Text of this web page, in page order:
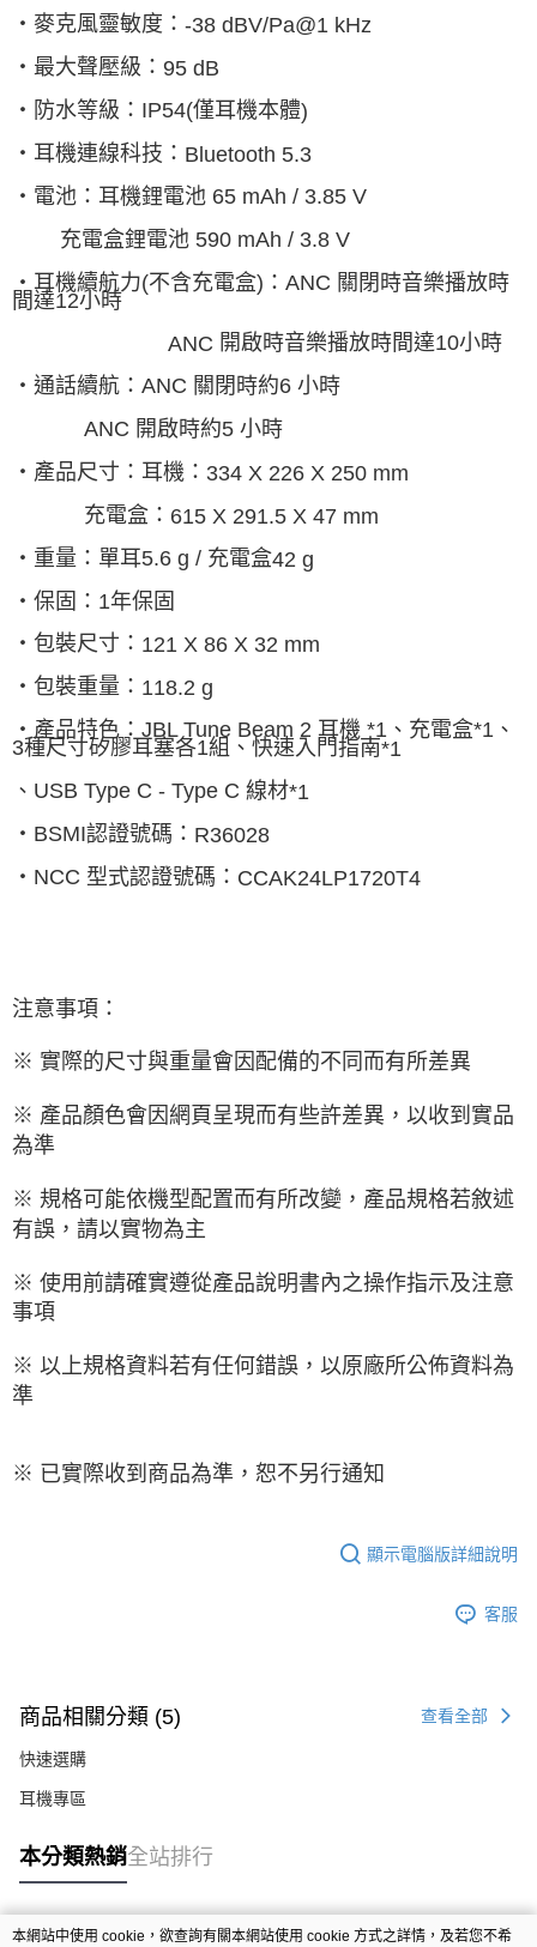
‧麥克風靈敏度： -38 dBV/Pa@1 kHz
‧最大聲壓級： 95 dB
‧防水等級： IP54(僅耳機本體)
‧耳機連線科技： Bluetooth 5.3
‧電池：耳機鋰電池 65 mAh / 3.85 V
充電盒鋰電池 590 mAh / 3.8 V
‧耳機續航力(不含充電盒) ： ANC 關閉時音樂播放時
間達12小時
ANC 開啟時音樂播放時間達10小時
‧通話續航： ANC 關閉時約6 小時
ANC 開啟時約5 小時
‧產品尺寸：耳機： 334 X 226 X 250 mm
充電盒： 615 X 291.5 X 47 mm
‧重量：單耳5.6 g / 充電盒42 g
‧保固： 1年保固
‧包裝尺寸： 121 X 86 X 32 mm
‧包裝重量： 118.2 g
‧產品特色： JBL Tune Beam 2 耳機 *1 、充電盒*1 、
3種尺寸矽膠耳塞各1組、快速入門指南*1
、 USB Type C - Type C 線材*1
‧ BSMI認證號碼： R36028
‧ NCC 型式認證號碼： CCAK24LP1720T4
注意事項：
※ 實際的尺寸與重量會因配備的不同而有所差異
※ 產品顏色會因網頁呈現而有些許差異，以收到實品
為準
※ 規格可能依機型配置而有所改變，產品規格若敘述
有誤，請以實物為主
※ 使用前請確實遵從產品說明書內之操作指示及注意
事項
※ 以上規格資料若有任何錯誤，以原廠所公佈資料為
準
※ 已實際收到商品為準，恕不另行通知
顯示電腦版詳細說明
客服
商品相關分類 (5) 查看全部
快速選購
耳機專區
本分類熱銷全站排行
本網站中使用 cookie，欲查詢有關本網站使用 cookie 方式之詳情，及若您不希